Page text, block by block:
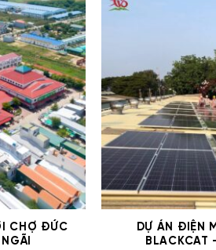
CHỢ ĐỨC
DỰ ÁN ĐIỆN
BLACKCAT